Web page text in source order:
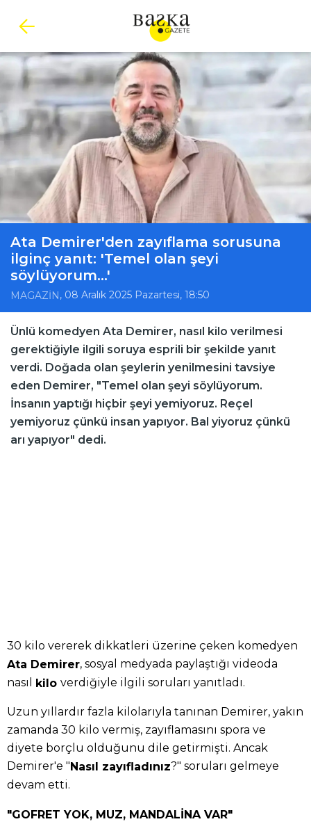
Ata Demirer'den zayıflama sorusuna
ilginç yanıt: 'Temel olan şeyi
söylüyorum...'
MAGAZİN, 08 Aralık 2025 Pazartesi, 18:50
Ünlü komedyen Ata Demirer, nasıl kilo verilmesi
gerektiğiyle ilgili soruya esprili bir şekilde yanıt
verdi. Doğada olan şeylerin yenilmesini tavsiye
eden Demirer, "Temel olan şeyi söylüyorum.
İnsanın yaptığı hiçbir şeyi yemiyoruz. Reçel
yemiyoruz çünkü insan yapıyor. Bal yiyoruz çünkü
arı yapıyor" dedi.
30 kilo vererek dikkatleri üzerine çeken komedyen
Ata Demirer, sosyal medyada paylaştığı videoda
nasıl kilo verdiğiyle ilgili soruları yanıtladı.
Uzun yıllardır fazla kilolarıyla tanınan Demirer, yakın
zamanda 30 kilo vermiş, zayıflamasını spora ve
diyete borçlu olduğunu dile getirmişti. Ancak
Demirer'e " Nasıl zayıfladınız?" soruları gelmeye
devam etti.
"GOFRET YOK, MUZ, MANDALİNA VAR"